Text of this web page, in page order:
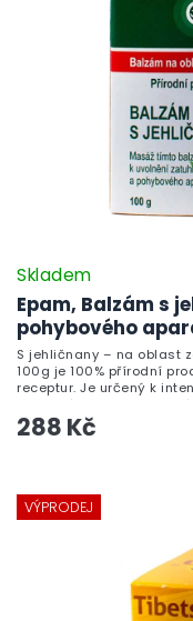
Epam, Balzám s
pohybového
Skladem
288 Kč
S jehličnany – na oblast
100g je 100% přírodní
receptur. Je určený k
unavené svaly zad a
VÝPRODEJ